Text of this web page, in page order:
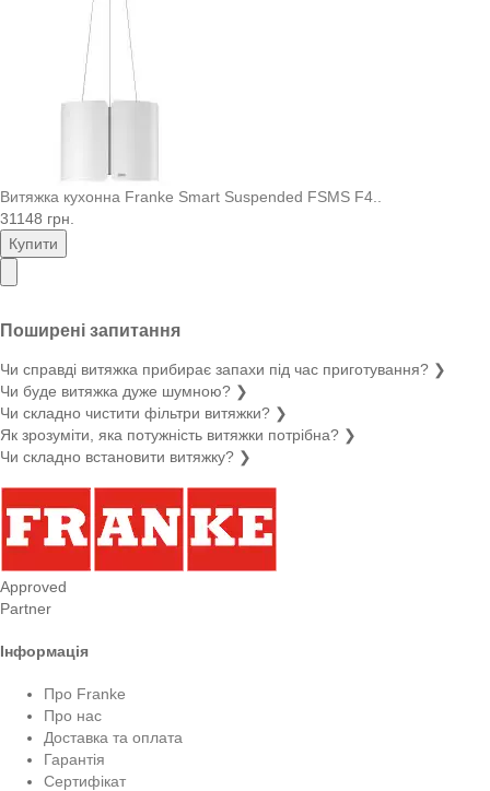
Витяжка кухонна Franke Smart Suspended FSMS F4..
31148 грн.
Купити
Поширені запитання
Чи справді витяжка прибирає запахи під час приготування? ❯
Чи буде витяжка дуже шумною? ❯
Чи складно чистити фільтри витяжки? ❯
Як зрозуміти, яка потужність витяжки потрібна? ❯
Чи складно встановити витяжку? ❯
Approved
Partner
Інформація
Про Franke
Про нас
Доставка та оплата
Гарантія
Сертифікат